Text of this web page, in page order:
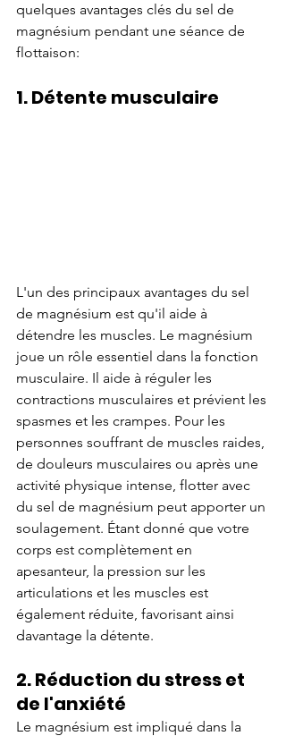
quelques avantages clés du sel de
magnésium pendant une séance de
flottaison:
1. Détente musculaire
L'un des principaux avantages du sel
de magnésium est qu'il aide à
détendre les muscles. Le magnésium
joue un rôle essentiel dans la fonction
musculaire. Il aide à réguler les
contractions musculaires et prévient les
spasmes et les crampes. Pour les
personnes souffrant de muscles raides,
de douleurs musculaires ou après une
activité physique intense, flotter avec
du sel de magnésium peut apporter un
soulagement. Étant donné que votre
corps est complètement en
apesanteur, la pression sur les
articulations et les muscles est
également réduite, favorisant ainsi
davantage la détente.
2. Réduction du stress et
de l'anxiété
Le magnésium est impliqué dans la